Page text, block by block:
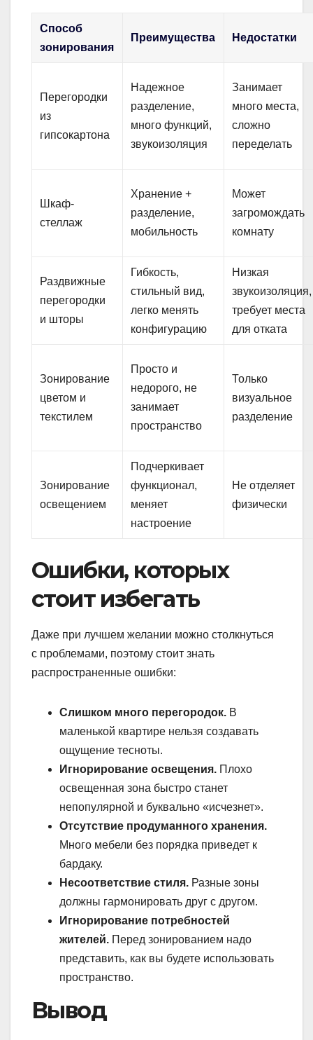
Способ
зонирования
Преимущества Недостатки
Перегородки
из
гипсокартона
Надежное
разделение,
много функций,
звукоизоляция
Занимает
много места,
сложно
переделать
Шкаф-
стеллаж
Хранение +
разделение,
мобильность
Может
загромождать
комнату
Раздвижные
перегородки
и шторы
Гибкость,
стильный вид,
легко менять
конфигурацию
Низкая
звукоизоляция,
требует места
для отката
Зонирование
цветом и
текстилем
Просто и
недорого, не
занимает
пространство
Только
визуальное
разделение
Зонирование
освещением
Подчеркивает
функционал,
меняет
настроение
Не отделяет
физически
Ошибки, которых
стоит избегать
Даже при лучшем желании можно столкнуться
с проблемами, поэтому стоит знать
распространенные ошибки:
Слишком много перегородок. В
маленькой квартире нельзя создавать
ощущение тесноты.
Игнорирование освещения. Плохо
освещенная зона быстро станет
непопулярной и буквально «исчезнет».
Отсутствие продуманного хранения.
Много мебели без порядка приведет к
бардаку.
Несоответствие стиля. Разные зоны
должны гармонировать друг с другом.
Игнорирование потребностей
жителей. Перед зонированием надо
представить, как вы будете использовать
пространство.
Вывод